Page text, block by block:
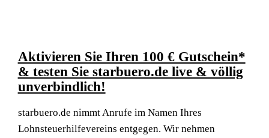
Aktivieren Sie Ihren 100 € Gutschein*
& testen Sie starbuero.de live & völlig
unverbindlich!
starbuero.de nimmt Anrufe im Namen Ihres
Lohnsteuerhilfevereins entgegen. Wir nehmen